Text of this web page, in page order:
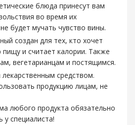
блюда принесут вам
во время их
будет мучать чувство вины.
создан для тех, кто хочет
и считает калории. Также
вегетарианцам и постящимся.
средством.
продукцию лицам, не
любого продукта обязательно
у специалиста!